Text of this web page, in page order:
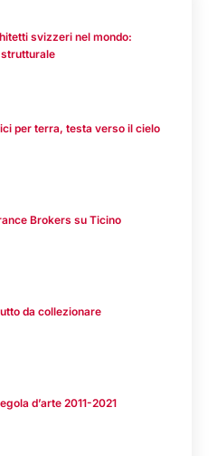
svizzeri nel mondo:
per terra, testa verso il cielo
Brokers su Ticino
da collezionare
d’arte 2011-2021